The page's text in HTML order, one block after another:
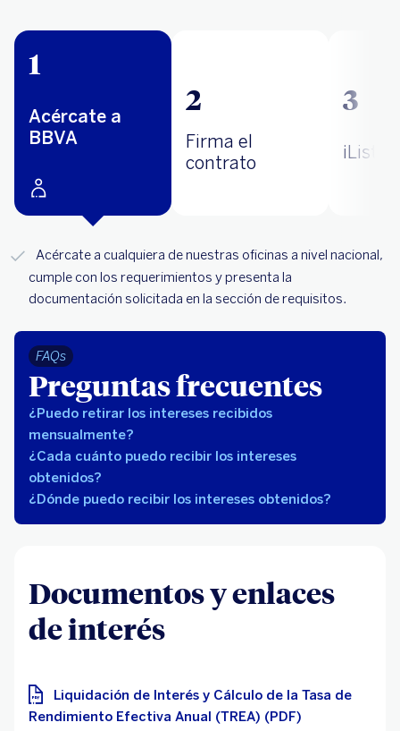
1
Acércate a
BBVA
2
Firma el
contrato
3
¡Listo!
Acércate a cualquiera de nuestras oficinas a nivel nacional,
cumple con los requerimientos y presenta la
documentación solicitada en la sección de requisitos.
FAQs
Preguntas frecuentes
¿Puedo retirar los intereses recibidos
mensualmente?
¿Cada cuánto puedo recibir los intereses
obtenidos?
¿Dónde puedo recibir los intereses obtenidos?
Documentos y enlaces
de interés
Liquidación de Interés y Cálculo de la Tasa de
Rendimiento Efectiva Anual (TREA) (PDF)